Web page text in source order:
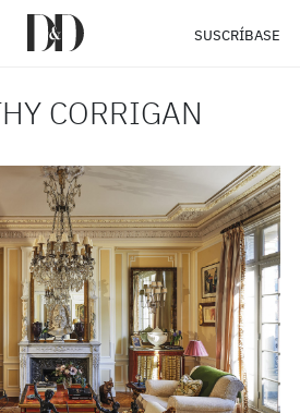
SUSCRÍBASE
CORRIGAN